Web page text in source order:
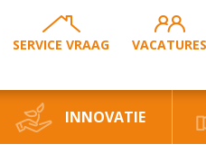
SERVICE VRAAG VACATURES
INNOVATIE